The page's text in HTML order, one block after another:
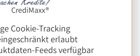
CrediMaxx®
Cookie-Tracking
erlaubt
Feeds verfügbar